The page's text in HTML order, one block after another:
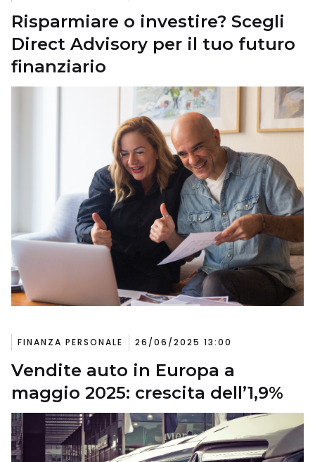
Risparmiare o investire? Scegli
Direct Advisory per il tuo futuro
finanziario
FINANZA PERSONALE 26/06/2025 13:00
Vendite auto in Europa a
maggio 2025: crescita dell’1,9%